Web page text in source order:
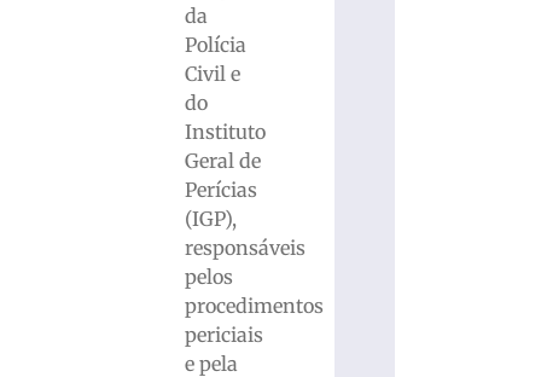
da
Polícia
Civil e
do
Instituto
Geral de
Perícias
(IGP),
responsáveis
pelos
procedimentos
periciais
e pela